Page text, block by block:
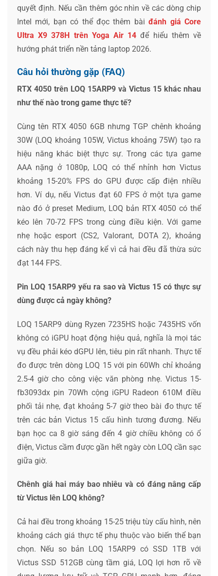
quyết định. Nếu cần thêm góc nhìn về các dòng chip
Intel mới, bạn có thể đọc thêm bàiđánh giá Core
Ultra X9 378H trên Yoga Air 14 để hiểu thêm về
hướng phát triển nền tảng laptop 2026.
Câu hỏi thường gặp (FAQ)
RTX 4050 trên LOQ 15ARP9 và Victus 15 khác nhau
như thế nào trong game thực tế?
Cùng tên RTX 4050 6GB nhưng TGP chênh khoảng
30W (LOQ khoảng 105W, Victus khoảng 75W) tạo ra
hiệu năng khác biệt thực sự. Trong các tựa game
AAA nặng ở 1080p, LOQ có thể nhỉnh hơn Victus
khoảng 15-20% FPS do GPU được cấp điện nhiều
hơn. Ví dụ, nếu Victus đạt 60 FPS ở một tựa game
nào đó ở preset Medium, LOQ bản RTX 4050 có thể
kéo lên 70-72 FPS trong cùng điều kiện. Với game
nhẹ hoặc esport (CS2, Valorant, DOTA 2), khoảng
cách này thu hẹp đáng kể vì cả hai đều đã thừa sức
đạt 144 FPS.
Pin LOQ 15ARP9 yếu ra sao và Victus 15 có thực sự
dùng được cả ngày không?
LOQ 15ARP9 dùng Ryzen 7235HS hoặc 7435HS vốn
không có iGPU hoạt động hiệu quả, nghĩa là mọi tác
vụ đều phải kéo dGPU lên, tiêu pin rất nhanh. Thực tế
đo được trên dòng LOQ 15 với pin 60Wh chỉ khoảng
2.5-4 giờ cho công việc văn phòng nhẹ. Victus 15-
fb3093dx pin 70Wh cộng iGPU Radeon 610M điều
phối tải nhẹ, đạt khoảng 5-7 giờ theo bài đo thực tế
trên các bản Victus 15 cấu hình tương đương. Nếu
bạn học ca 8 giờ sáng đến 4 giờ chiều không có ổ
điện, Victus cầm được gần hết ngày còn LOQ cần sạc
giữa giờ.
Chênh giá hai máy bao nhiêu và có đáng nâng cấp
từ Victus lên LOQ không?
Cả hai đều trong khoảng 15-25 triệu tùy cấu hình, nên
khoảng cách giá thực tế phụ thuộc vào biến thể bạn
chọn. Nếu so bản LOQ 15ARP9 có SSD 1TB với
Victus SSD 512GB cùng tầm giá, LOQ lợi hơn rõ về